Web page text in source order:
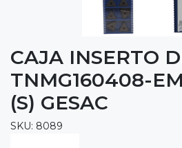
CAJA INSERTO
TNMG160408-
(S) GESAC
SKU: 8089